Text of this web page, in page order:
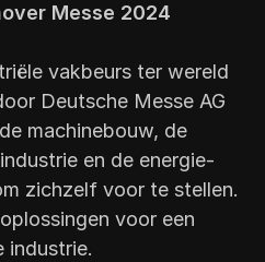
Messe 2024
vakbeurs ter wereld
Deutsche Messe AG
machinebouw, de
en de energie-
zichzelf voor te stellen.
voor een
industrie.